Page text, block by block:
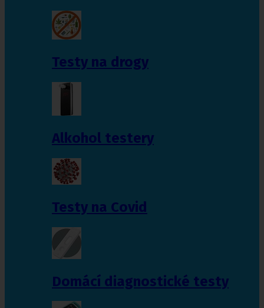
Testy na drogy
Alkohol testery
Testy na Covid
Domácí diagnostické testy